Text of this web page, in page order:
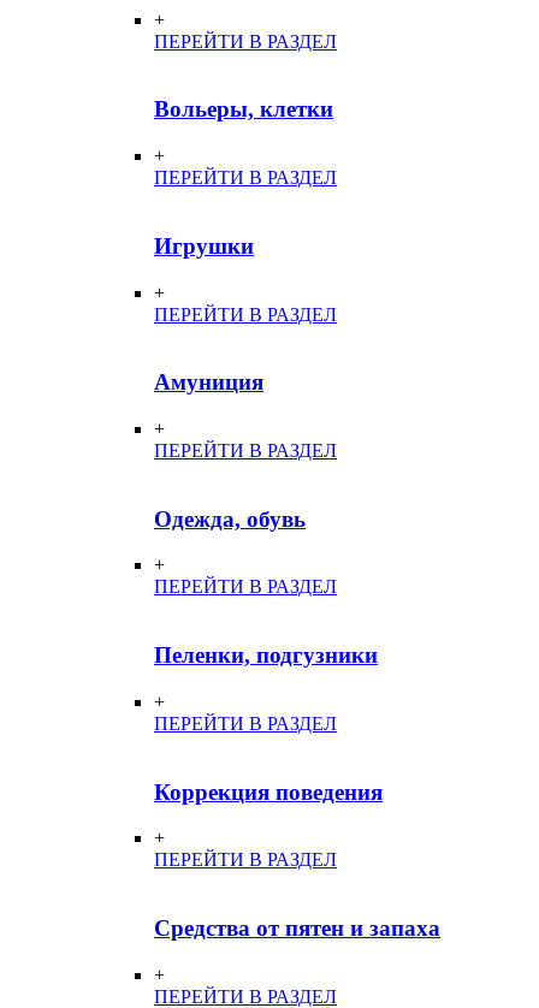
+
ПЕРЕЙТИ В РАЗДЕЛ
Вольеры, клетки
+
ПЕРЕЙТИ В РАЗДЕЛ
Игрушки
+
ПЕРЕЙТИ В РАЗДЕЛ
Амуниция
+
ПЕРЕЙТИ В РАЗДЕЛ
Одежда, обувь
+
ПЕРЕЙТИ В РАЗДЕЛ
Пеленки, подгузники
+
ПЕРЕЙТИ В РАЗДЕЛ
Коррекция поведения
+
ПЕРЕЙТИ В РАЗДЕЛ
Средства от пятен и запаха
+
ПЕРЕЙТИ В РАЗДЕЛ